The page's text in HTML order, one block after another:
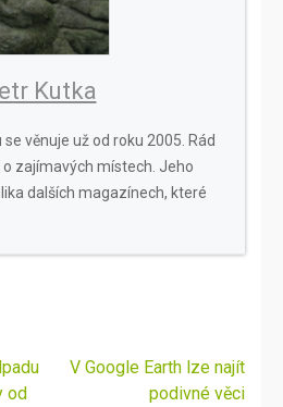
Kutka
věnuje už od roku 2005. Rád
o zajímavých místech. Jeho
dalších magazínech, které
od
V Google Earth lze najít
podivné věci